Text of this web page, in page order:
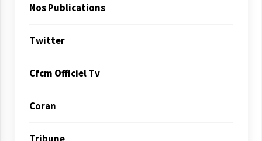
Nos Publications
Twitter
Cfcm Officiel Tv
Coran